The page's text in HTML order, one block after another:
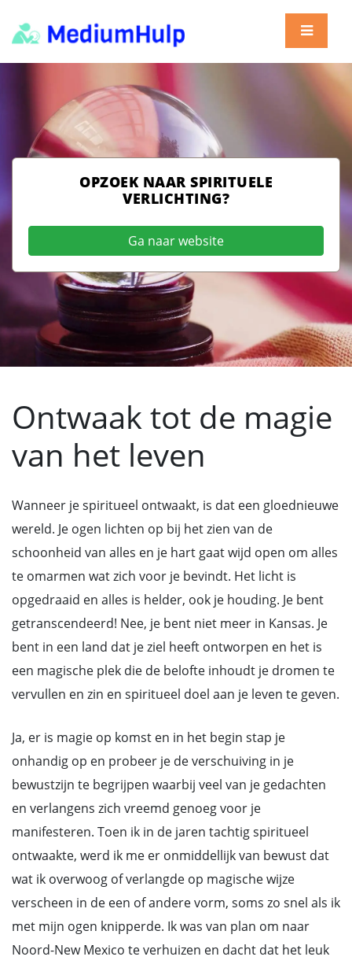
OPZOEK NAAR SPIRITUELE
VERLICHTING?
Ga naar website
Ontwaak tot de magie
van het leven
Wanneer je spiritueel ontwaakt, is dat een gloednieuwe
wereld. Je ogen lichten op bij het zien van de
schoonheid van alles en je hart gaat wijd open om alles
te omarmen wat zich voor je bevindt. Het licht is
opgedraaid en alles is helder, ook je houding. Je bent
getranscendeerd! Nee, je bent niet meer in Kansas. Je
bent in een land dat je ziel heeft ontworpen en het is
een magische plek die de belofte inhoudt je dromen te
vervullen en zin en spiritueel doel aan je leven te geven.
Ja, er is magie op komst en in het begin stap je
onhandig op en probeer je de verschuiving in je
bewustzijn te begrijpen waarbij veel van je gedachten
en verlangens zich vreemd genoeg voor je
manifesteren. Toen ik in de jaren tachtig spiritueel
ontwaakte, werd ik me er onmiddellijk van bewust dat
wat ik overwoog of verlangde op magische wijze
verscheen in de een of andere vorm, soms zo snel als ik
met mijn ogen knipperde. Ik was van plan om naar
Noord-New Mexico te verhuizen en dacht dat het leuk